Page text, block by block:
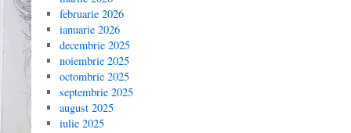
februarie 2026
ianuarie 2026
decembrie 2025
noiembrie 2025
octombrie 2025
septembrie 2025
august 2025
iulie 2025